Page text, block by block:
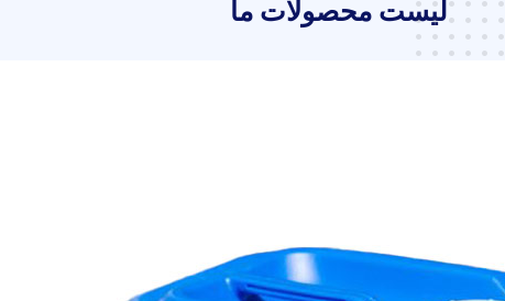
لیست محصولات ما